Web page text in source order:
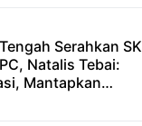
Serahkan SK
Natalis Tebai:
Mantapkan
untuk 'Maju' 2029